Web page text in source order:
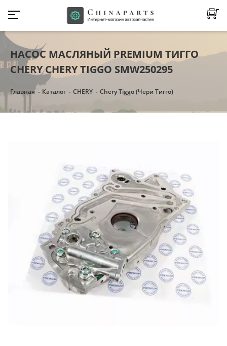
НАСОС МАСЛЯНЫЙ PREMIUM ТИГГО
CHERY CHERY TIGGO SMW250295
Главная Каталог CHERY Chery Tiggo (Чери Тигго)